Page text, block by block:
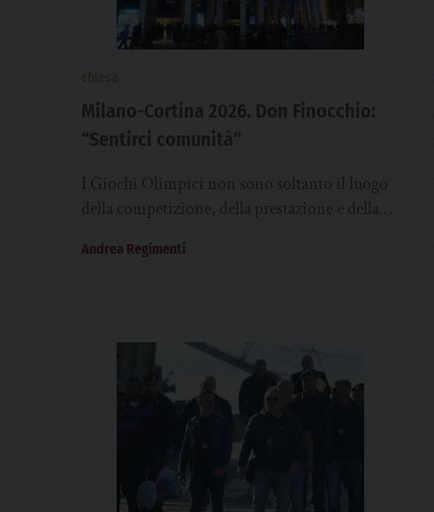
Milano-Cortina 2026. Don Finocchio:
“Sentirci comunità”
I Giochi Olimpici non sono soltanto il luogo
della competizione, della prestazione e della
uno...
Andrea Regimenti